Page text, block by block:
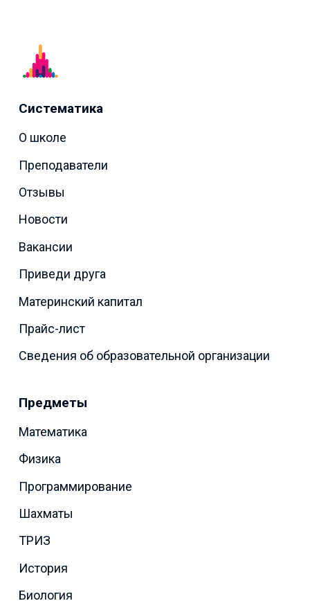
Систематика
О школе
Преподаватели
Отзывы
Новости
Вакансии
Приведи друга
Материнский капитал
Прайс-лист
Сведения об образовательной организации
Предметы
Математика
Физика
Программирование
Шахматы
ТРИЗ
История
Биология